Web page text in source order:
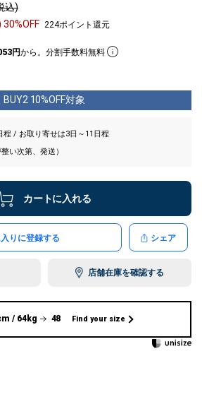
込)
224ポイント還元
円から。分割手数料無料
BUY2 10%OFF対象
程 / お取り寄せは3日～11日程
い次第、発送）
カートに入れる
りに登録する シェア
店舗在庫を確認する
/ 64kg 48 Find your size